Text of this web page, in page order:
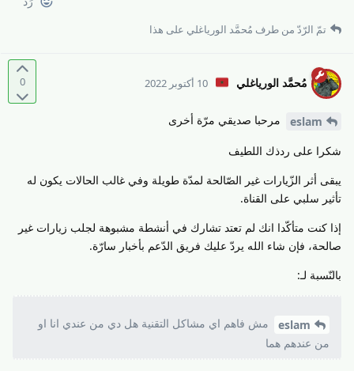
تمّ الرّدّ من طرف مُحمَّد الورياغلي على هذا
0 مُحمَّد الورياغلي 10 أكتوبر 2022
eslam مرحبا صديقي مرّة أخرى
شكرا على ردذك اللطيف
يبقى أثر الزّيارات غير الصّالحة لمدّة طويلة وفي غالب الحالات يكون له
تأثير سلبي على القناة.
إذا كنت متأكّدا انك لم تعتد تشارك في أنشطة مشبوهة لجلب زيارات غير
صالحة، فإن شاء الله يردّ عليك فريق الدّعم بأخبار سارّة.
بالنّسبة لـ:
eslam
مش فاهم اي مشاكل التقنية هل دي من عندي انا او
من عندهم هما